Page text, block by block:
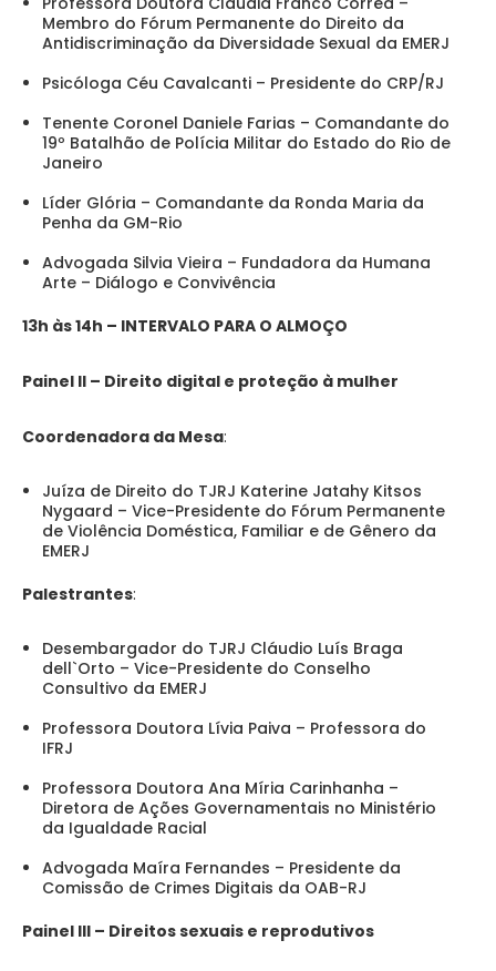
Membro do Fórum Permanente do Direito da
Antidiscriminação da Diversidade Sexual da EMERJ
Psicóloga Céu Cavalcanti – Presidente do CRP/RJ
Tenente Coronel Daniele Farias – Comandante do
19º Batalhão de Polícia Militar do Estado do Rio de
Janeiro
Líder Glória – Comandante da Ronda Maria da
Penha da GM-Rio
Advogada Silvia Vieira – Fundadora da Humana
Arte – Diálogo e Convivência
13h às 14h – INTERVALO PARA O ALMOÇO
Painel II – Direito digital e proteção à mulher
Coordenadora da Mesa:
Juíza de Direito do TJRJ Katerine Jatahy Kitsos
Nygaard – Vice-Presidente do Fórum Permanente
de Violência Doméstica, Familiar e de Gênero da
EMERJ
Palestrantes:
Desembargador do TJRJ Cláudio Luís Braga
dell`Orto – Vice-Presidente do Conselho
Consultivo da EMERJ
Professora Doutora Lívia Paiva – Professora do
IFRJ
Professora Doutora Ana Míria Carinhanha –
Diretora de Ações Governamentais no Ministério
da Igualdade Racial
Advogada Maíra Fernandes – Presidente da
Comissão de Crimes Digitais da OAB-RJ
Painel III – Direitos sexuais e reprodutivos